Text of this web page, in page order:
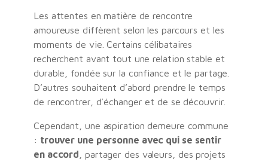
Les attentes en matière de rencontre
amoureuse diffèrent selon les parcours et les
moments de vie. Certains célibataires
recherchent avant tout une relation stable et
durable, fondée sur la confiance et le partage.
D’autres souhaitent d’abord prendre le temps
de rencontrer, d’échanger et de se découvrir.
Cependant, une aspiration demeure commune
: trouver une personne avec qui se sentir
en accord , partager des valeurs, des projets